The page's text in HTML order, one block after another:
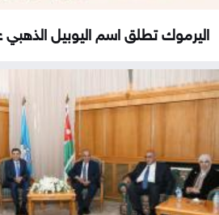
اليرموك تطلق اسم اليوبيل